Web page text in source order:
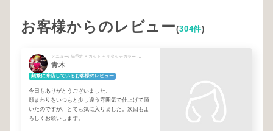
お客様からのレビュー(304件)
青木
頻繁に来店しているお客様のレビュー
今日もありがとうございました。
顔まわりをいつもと少し違う雰囲気で仕上げて頂
いたのですが、とても気に入りました。次回もよ
ろしくお願いします。